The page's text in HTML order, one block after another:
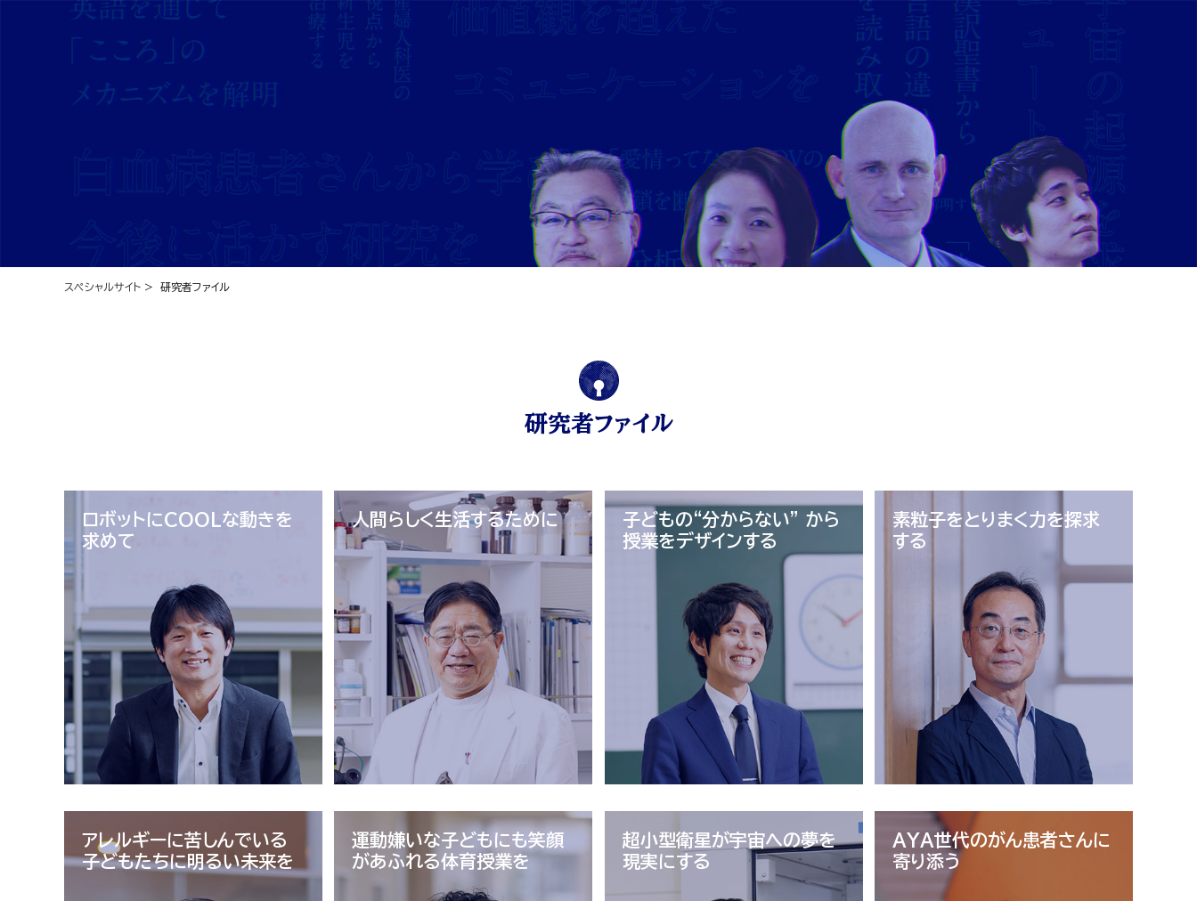
学びの選択 就職率 産学官連携 卒業生
スペシャルサイト > 研究者ファイル
研究者ファイル
ロボットにCOOLな動きを
求めて
人間らしく生活するために
子どもの“分からない” から
授業をデザインする
素粒子をとりまく力を探求
する
アレルギーに苦しんでいる
子どもたちに明るい未来を
運動嫌いな子どもにも笑顔
があふれる体育授業を
超小型衛星が宇宙への夢を
現実にする
AYA世代のがん患者さんに
寄り添う